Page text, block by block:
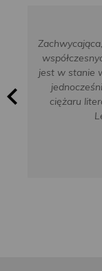
jest w stanie
ciężaru